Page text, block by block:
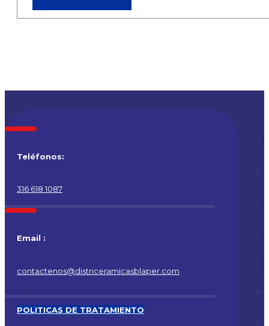
Teléfonos:
316 618 1087
Email :
contactenos@districeramicasblaper.com
POLITICAS DE TRATAMIENTO